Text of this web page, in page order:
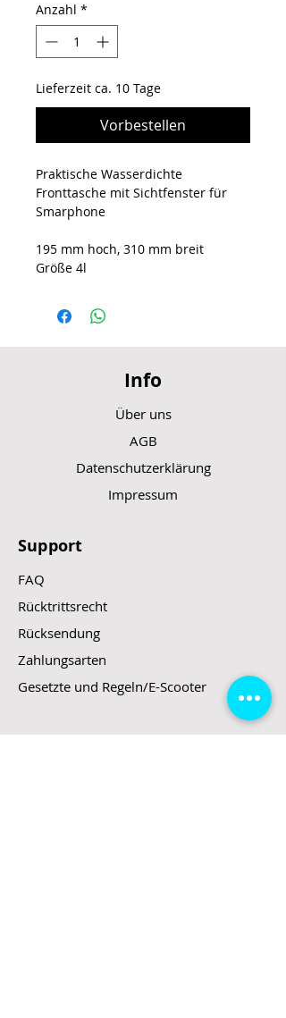
Anzahl *
Lieferzeit ca. 10 Tage
Vorbestellen
Praktische Wasserdichte
Fronttasche mit Sichtfenster für
Smarphone
195 mm hoch, 310 mm breit
Größe 4l
Info
Über uns
AGB
Datenschutzerklärung
Impressum
Support
FAQ
Rücktrittsrecht
Rücksendung
Zahlungsarten
Gesetzte und Regeln/E-Scooter